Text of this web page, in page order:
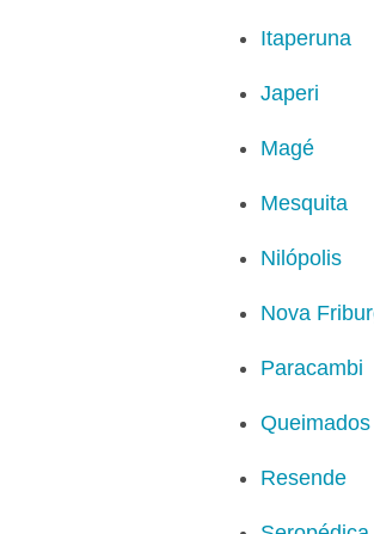
Itaperuna
Japeri
Magé
Mesquita
Nilópolis
Nova
Paracambi
Queimados
Resende